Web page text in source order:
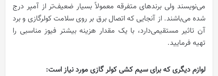
می‌نویسند ولی برندهای متفرقه معمولاً بسیار ضعیف‌تر از آمپر درج
شده می‌باشند. از آنجایی که اتصال برق بر روی سلامت کولرگازی و برد
آن تاثیر مستقیمی‌دارد، با یک مقدار هزینه بیشتر فیوز مناسبی را
تهیه فرمایید.
لوازم دیگری که برای سیم کشی کولر گازی مورد نیاز است: